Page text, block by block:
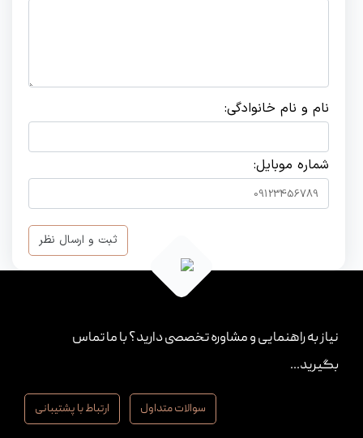
نام و نام خانوادگی:
شماره موبایل:
ثبت و ارسال نظر
نیاز به راهنمایی و مشاوره تخصصی دارید؟ با ما تماس
بگیرید...
سوالات متداول ارتباط با پشتیبانی